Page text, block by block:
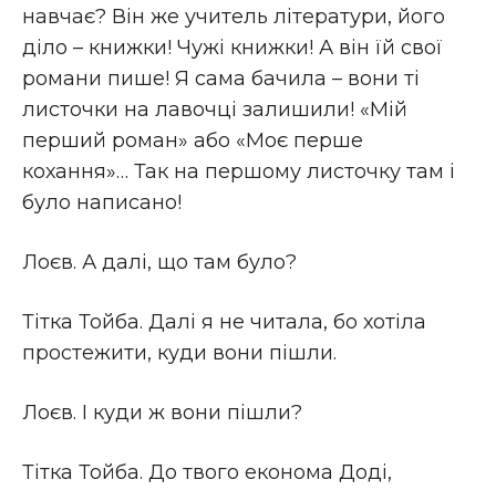
навчає? Він же учитель літератури, його
діло – книжки! Чужі книжки! А він їй свої
романи пише! Я сама бачила – вони ті
листочки на лавочці залишили! «Мій
перший роман» або «Моє перше
кохання»… Так на першому листочку там і
було написано!
Лоєв. А далі, що там було?
Тітка Тойба. Далі я не читала, бо хотіла
простежити, куди вони пішли.
Лоєв. І куди ж вони пішли?
Тітка Тойба. До твого економа Доді,